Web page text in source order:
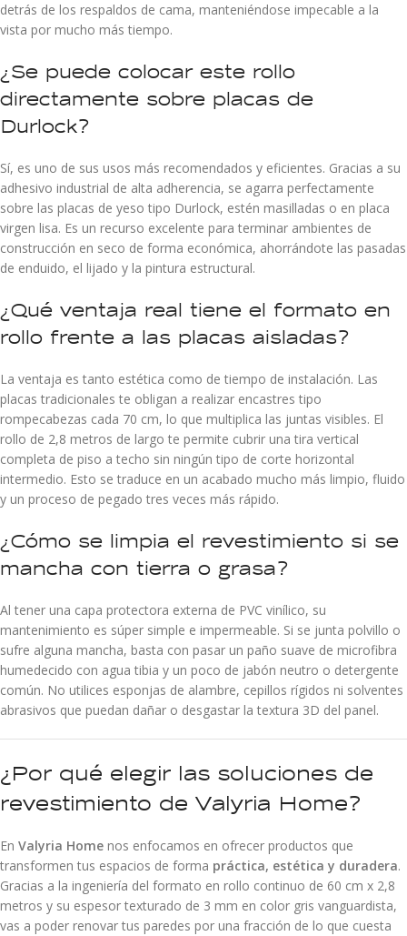
detrás de los respaldos de cama, manteniéndose impecable a la
vista por mucho más tiempo.
¿Se puede colocar este rollo
directamente sobre placas de
Durlock?
Sí, es uno de sus usos más recomendados y eficientes. Gracias a su
adhesivo industrial de alta adherencia, se agarra perfectamente
sobre las placas de yeso tipo Durlock, estén masilladas o en placa
virgen lisa. Es un recurso excelente para terminar ambientes de
construcción en seco de forma económica, ahorrándote las pasadas
de enduido, el lijado y la pintura estructural.
¿Qué ventaja real tiene el formato en
rollo frente a las placas aisladas?
La ventaja es tanto estética como de tiempo de instalación. Las
placas tradicionales te obligan a realizar encastres tipo
rompecabezas cada 70 cm, lo que multiplica las juntas visibles. El
rollo de 2,8 metros de largo te permite cubrir una tira vertical
completa de piso a techo sin ningún tipo de corte horizontal
intermedio. Esto se traduce en un acabado mucho más limpio, fluido
y un proceso de pegado tres veces más rápido.
¿Cómo se limpia el revestimiento si se
mancha con tierra o grasa?
Al tener una capa protectora externa de PVC vinílico, su
mantenimiento es súper simple e impermeable. Si se junta polvillo o
sufre alguna mancha, basta con pasar un paño suave de microfibra
humedecido con agua tibia y un poco de jabón neutro o detergente
común. No utilices esponjas de alambre, cepillos rígidos ni solventes
abrasivos que puedan dañar o desgastar la textura 3D del panel.
¿Por qué elegir las soluciones de
revestimiento de Valyria Home?
En Valyria Home nos enfocamos en ofrecer productos que
transformen tus espacios de forma práctica, estética y duradera.
Gracias a la ingeniería del formato en rollo continuo de 60 cm x 2,8
metros y su espesor texturado de 3 mm en color gris vanguardista,
vas a poder renovar tus paredes por una fracción de lo que cuesta